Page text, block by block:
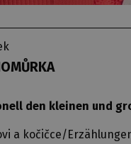
den kleinen und
a kočičce/